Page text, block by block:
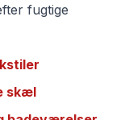
fugtige
skæl